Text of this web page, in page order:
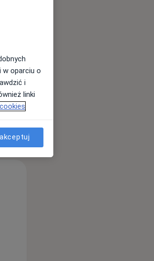
w oparciu o
i
linki